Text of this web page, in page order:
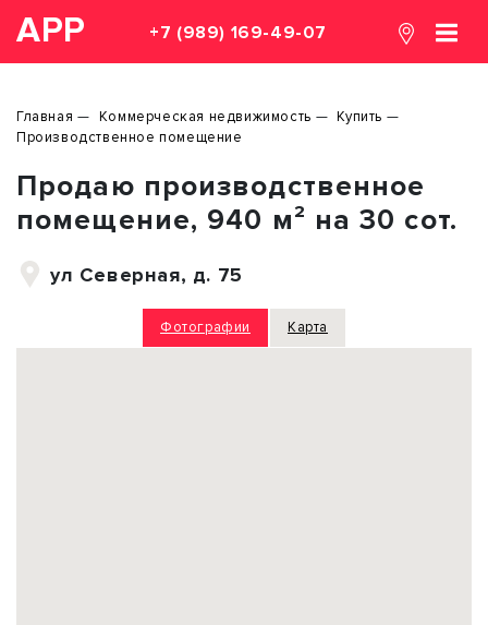
АРР +7 (989) 169-49-07
Главная Коммерческая недвижимость
Купить
Производственное помещение
Продаю производственное
помещение, 940 м² на 30 сот.
ул Северная, д. 75
Фотографии Карта